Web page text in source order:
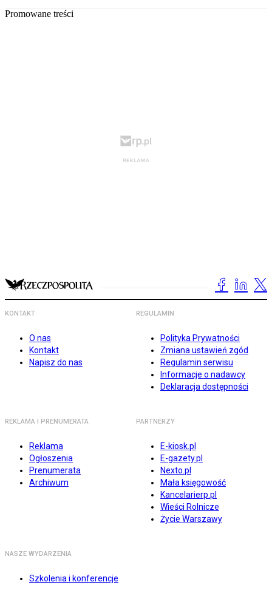
Promowane treści
KONTAKT
O nas
Kontakt
Napisz do nas
REGULAMIN
Polityka Prywatności
Zmiana ustawień zgód
Regulamin serwisu
Informacje o nadawcy
Deklaracja dostępności
REKLAMA I PRENUMERATA
Reklama
Ogłoszenia
Prenumerata
Archiwum
PARTNERZY
E-kiosk.pl
E-gazety.pl
Nexto.pl
Mała księgowość
Kancelarierp.pl
Wieści Rolnicze
Życie Warszawy
NASZE WYDARZENIA
Szkolenia i konferencje